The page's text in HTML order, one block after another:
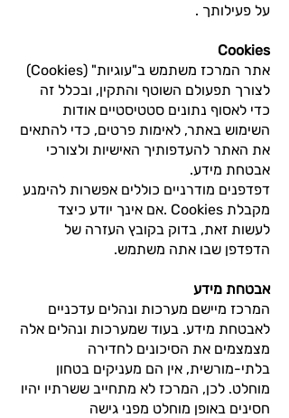
על פעילותך .
Cookies
אתר המרכז משתמש ב"עוגיות" (Cookies)
לצורך תפעולם השוטף והתקין, ובכלל זה
כדי לאסוף נתונים סטטיסטיים אודות
השימוש באתר, לאימות פרטים, כדי להתאים
את האתר להעדפותיך האישיות ולצורכי
אבטחת מידע.
דפדפנים מודרניים כוללים אפשרות להימנע
מקבלת Cookies .אם אינך יודע כיצד
לעשות זאת, בדוק בקובץ העזרה של
הדפדפן שבו אתה משתמש.
אבטחת מידע
המרכז מיישם מערכות ונהלים עדכניים
לאבטחת מידע. בעוד שמערכות ונהלים אלה
מצמצמים את הסיכונים לחדירה
בלתי-מורשית, אין הם מעניקים בטחון
מוחלט. לכן, המרכז לא מתחייב ששרתיו יהיו
חסינים באופן מוחלט מפני גישה